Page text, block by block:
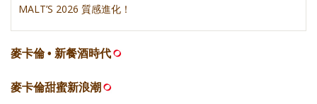
MALT’S 2026 質感進化！
麥卡倫 • 新餐酒時代
麥卡倫甜蜜新浪潮